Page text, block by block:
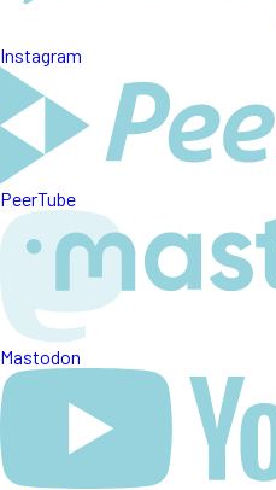
Instagram
PeerTube
Mastodon